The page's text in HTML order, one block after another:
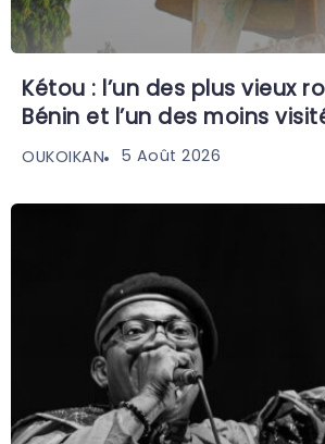
Kétou : l’un des plus vieux
Bénin et l’un des moins
OUKOIKAN 5 Août 2026